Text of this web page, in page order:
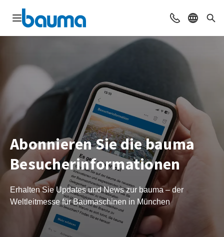
Navigation öffnen Beratung &
Sprache
Abonnieren Sie die bauma
Besucherinformationen
Erhalten Sie Updates und News zur bauma – der
Weltleitmesse für Baumaschinen in München